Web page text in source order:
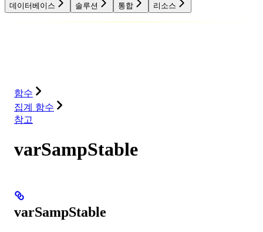
데이터베이스 솔루션 통합 리소스
함수
집계 함수
참고
varSampStable
varSampStable